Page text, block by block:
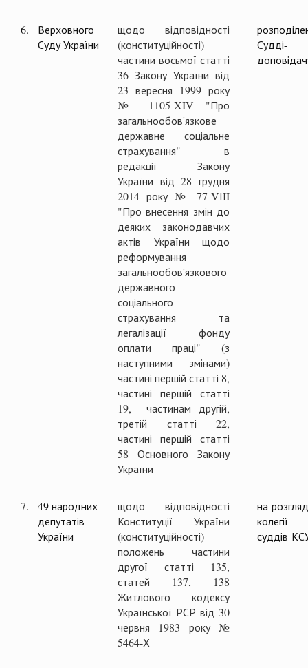
6.
Верховного
Суду України
щодо відповідності
(конституційності)
частини восьмої статті
36 Закону України від
23 вересня 1999 року
№ 1105-XIV "Про
загальнообов'язкове
державне соціальне
страхування" в
редакції Закону
України від 28 грудня
2014 року № 77-VІII
"Про внесення змін до
деяких законодавчих
актів України щодо
реформування
загальнообов'язкового
державного
соціального
страхування та
легалізації фонду
оплати праці" (з
наступними змінами)
частині першій статті 8,
частині першій статті
19, частинам другій,
третій статті 22,
частині першій статті
58 Основного Закону
України
Судді-
7.
49 народних
депутатів
України
щодо відповідності
Конституції України
(конституційності)
положень частини
другої статті 135,
статей 137, 138
Житлового кодексу
Української РСР від 30
червня 1983 року №
5464-Х
на
колегії
суддів